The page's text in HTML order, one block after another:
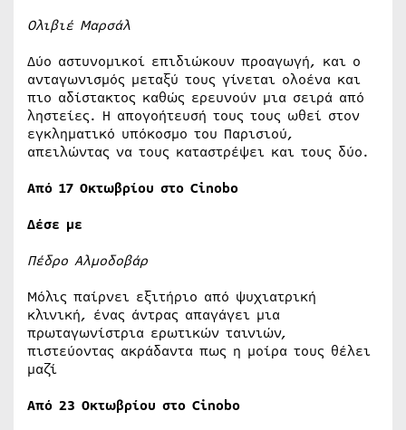
Ολιβιέ Μαρσάλ
Δύο αστυνομικοί επιδιώκουν προαγωγή, και ο
ανταγωνισμός μεταξύ τους γίνεται ολοένα και
πιο αδίστακτος καθώς ερευνούν μια σειρά από
ληστείες. Η απογοήτευσή τους τους ωθεί στον
εγκληματικό υπόκοσμο του Παρισιού,
απειλώντας να τους καταστρέψει και τους δύο.
Από 17 Οκτωβρίου στο Cinobo
Δέσε με
Πέδρο Αλμοδοβάρ
Μόλις παίρνει εξιτήριο από ψυχιατρική
κλινική, ένας άντρας απαγάγει μια
πρωταγωνίστρια ερωτικών ταινιών,
πιστεύοντας ακράδαντα πως η μοίρα τους θέλει
μαζί
Από 23 Οκτωβρίου στο Cinobo